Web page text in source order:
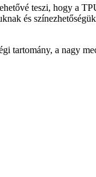
teszi, hogy a
és
tartomány, a nagy